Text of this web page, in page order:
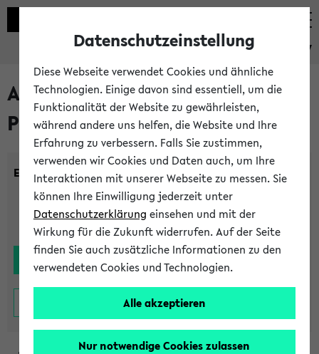
eKVV
Alle noch stattfindenden
Prüfungen
Einrichtung:
Datenschutzeinstellung
Diese Webseite verwendet Cookies und ähnliche
Technologien. Einige davon sind essentiell, um die
Funktionalität der Website zu gewährleisten,
während andere uns helfen, die Website und Ihre
Erfahrung zu verbessern. Falls Sie zustimmen,
verwenden wir Cookies und Daten auch, um Ihre
Interaktionen mit unserer Webseite zu messen. Sie
können Ihre Einwilligung jederzeit unter
Datenschutzerklärung einsehen und mit der
Wirkung für die Zukunft widerrufen. Auf der Seite
finden Sie auch zusätzliche Informationen zu den
verwendeten Cookies und Technologien.
Alle akzeptieren
Nur notwendige Cookies zulassen